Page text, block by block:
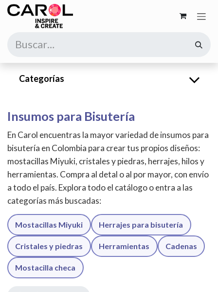
Ir al contenido
Categorías
Insumos para Bisutería
En Carol encuentras la mayor variedad de insumos para
bisutería en Colombia para crear tus propios diseños:
mostacillas Miyuki, cristales y piedras, herrajes, hilos y
herramientas. Compra al detal o al por mayor, con envío
a todo el país. Explora todo el catálogo o entra a las
categorías más buscadas:
Mostacillas Miyuki Herrajes para bisutería
Cristales y piedras Herramientas Cadenas
Mostacilla checa